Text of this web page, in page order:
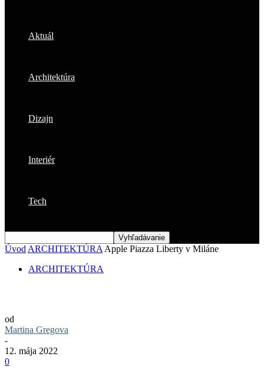
Aktuál
Architektúra
Dizajn
Interiér
Tech
Úvod ARCHITEKTÚRA Apple Piazza Liberty v Miláne
ARCHITEKTÚRA
od
Martina Gregova
-
12. mája 2022
0